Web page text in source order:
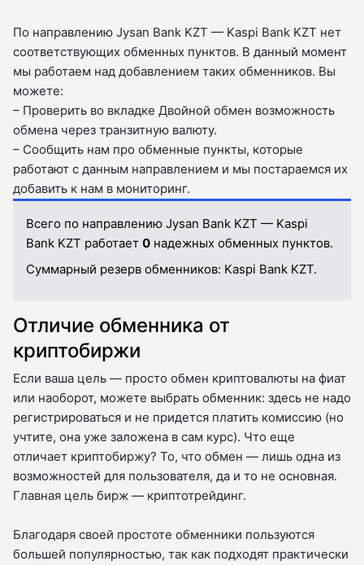
По направлению Jysan Bank KZT — Kaspi Bank KZT нет
соответствующих обменных пунктов. В данный момент
мы работаем над добавлением таких обменников. Вы
можете:
– Проверить во вкладкe Двойной обмен возможность
обмена через транзитную валюту.
– Сообщить нам про обменные пункты, которые
работают с данным направлением и мы постараемся их
добавить к нам в мониторинг.
Всего по направлению Jysan Bank KZT — Kaspi
Bank KZT работает 0 надежных обменных пунктов.
Суммарный резерв обменников: Kaspi Bank KZT.
Отличие обменника от
криптобиржи
Если ваша цель — просто обмен криптовалюты на фиат
или наоборот, можете выбрать обменник: здесь не надо
регистрироваться и не придется платить комиссию (но
учтите, она уже заложена в сам курс). Что еще
отличает криптобиржу? То, что обмен — лишь одна из
возможностей для пользователя, да и то не основная.
Главная цель бирж — криптотрейдинг.
Благодаря своей простоте обменники пользуются
большей популярностью, так как подходят практически